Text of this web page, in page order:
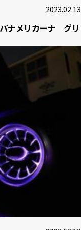
2023.02.13
ナメリカーナ グリ